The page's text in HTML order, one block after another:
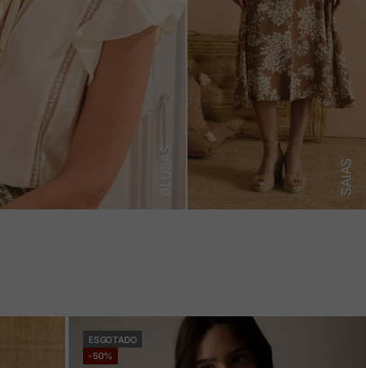
BLUSAS SAIAS
ESGOTADO
-50%